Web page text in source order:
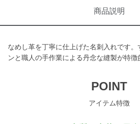
商品説明
なめし革を丁寧に仕上げた名刺入れです。
ンと職人の手作業による丹念な縫製が特徴
POINT
アイテム特徴